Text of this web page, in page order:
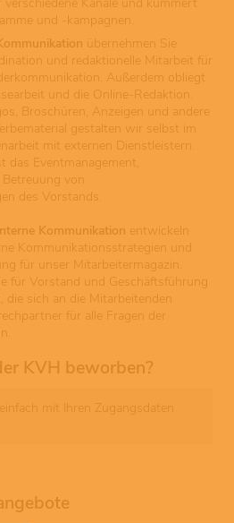
und -kampagnen.
übernehmen Sie
und redaktionelle Mitarbeit für
Außerdem obliegt
und die Online-Redaktion.
Broschüren, Anzeigen und andere
gestalten wir selbst im
mit externen Dienstleistern.
das Eventmanagement,
von
des Vorstands.
Kommunikation entwickeln
Kommunikationsstrategien und
für unser Mitarbeitermagazin.
für Vorstand und Geschäftsführung
die sich an die Mitarbeitenden
für alle Fragen der
KVH beworben?
mit Ihren Zugangsdaten